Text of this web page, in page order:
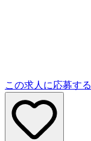
この求人に応募する